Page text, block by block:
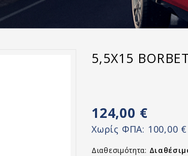
5,5X15
124,00 €
Χωρίς ΦΠΑ: 100,00 €
Διαθεσιμότητα: